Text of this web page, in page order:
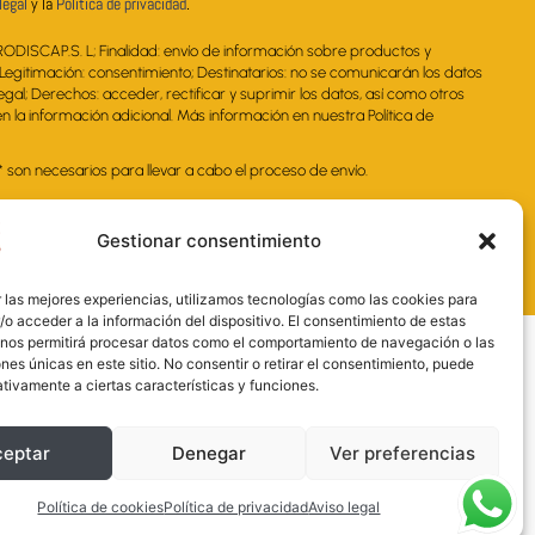
Gestionar consentimiento
las mejores experiencias, utilizamos tecnologías como las cookies para
o acceder a la información del dispositivo. El consentimiento de estas
permitirá procesar datos como el comportamiento de navegación o las
únicas en este sitio. No consentir o retirar el consentimiento, puede
a ciertas características y funciones.
Denegar Ver preferencias
Política de cookiesPolítica de privacidadAviso legal
L; Finalidad: envío de información sobre productos y
consentimiento; Destinatarios: no se comunicarán los datos
Derechos: acceder, rectificar y suprimir los datos, así como otros
la información adicional. Más información en nuestra Política de
necesarios para llevar a cabo el proceso de envío.
y la Administración de la Junta de
más competitivo.